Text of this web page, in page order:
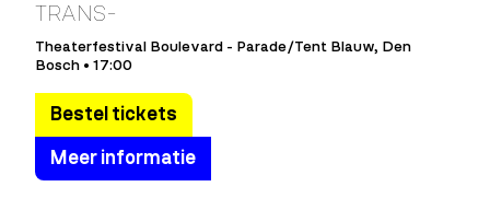
TRANS-
Theaterfestival Boulevard - Parade/Tent Blauw, Den
Bosch • 17:00
Bestel tickets
Meer informatie